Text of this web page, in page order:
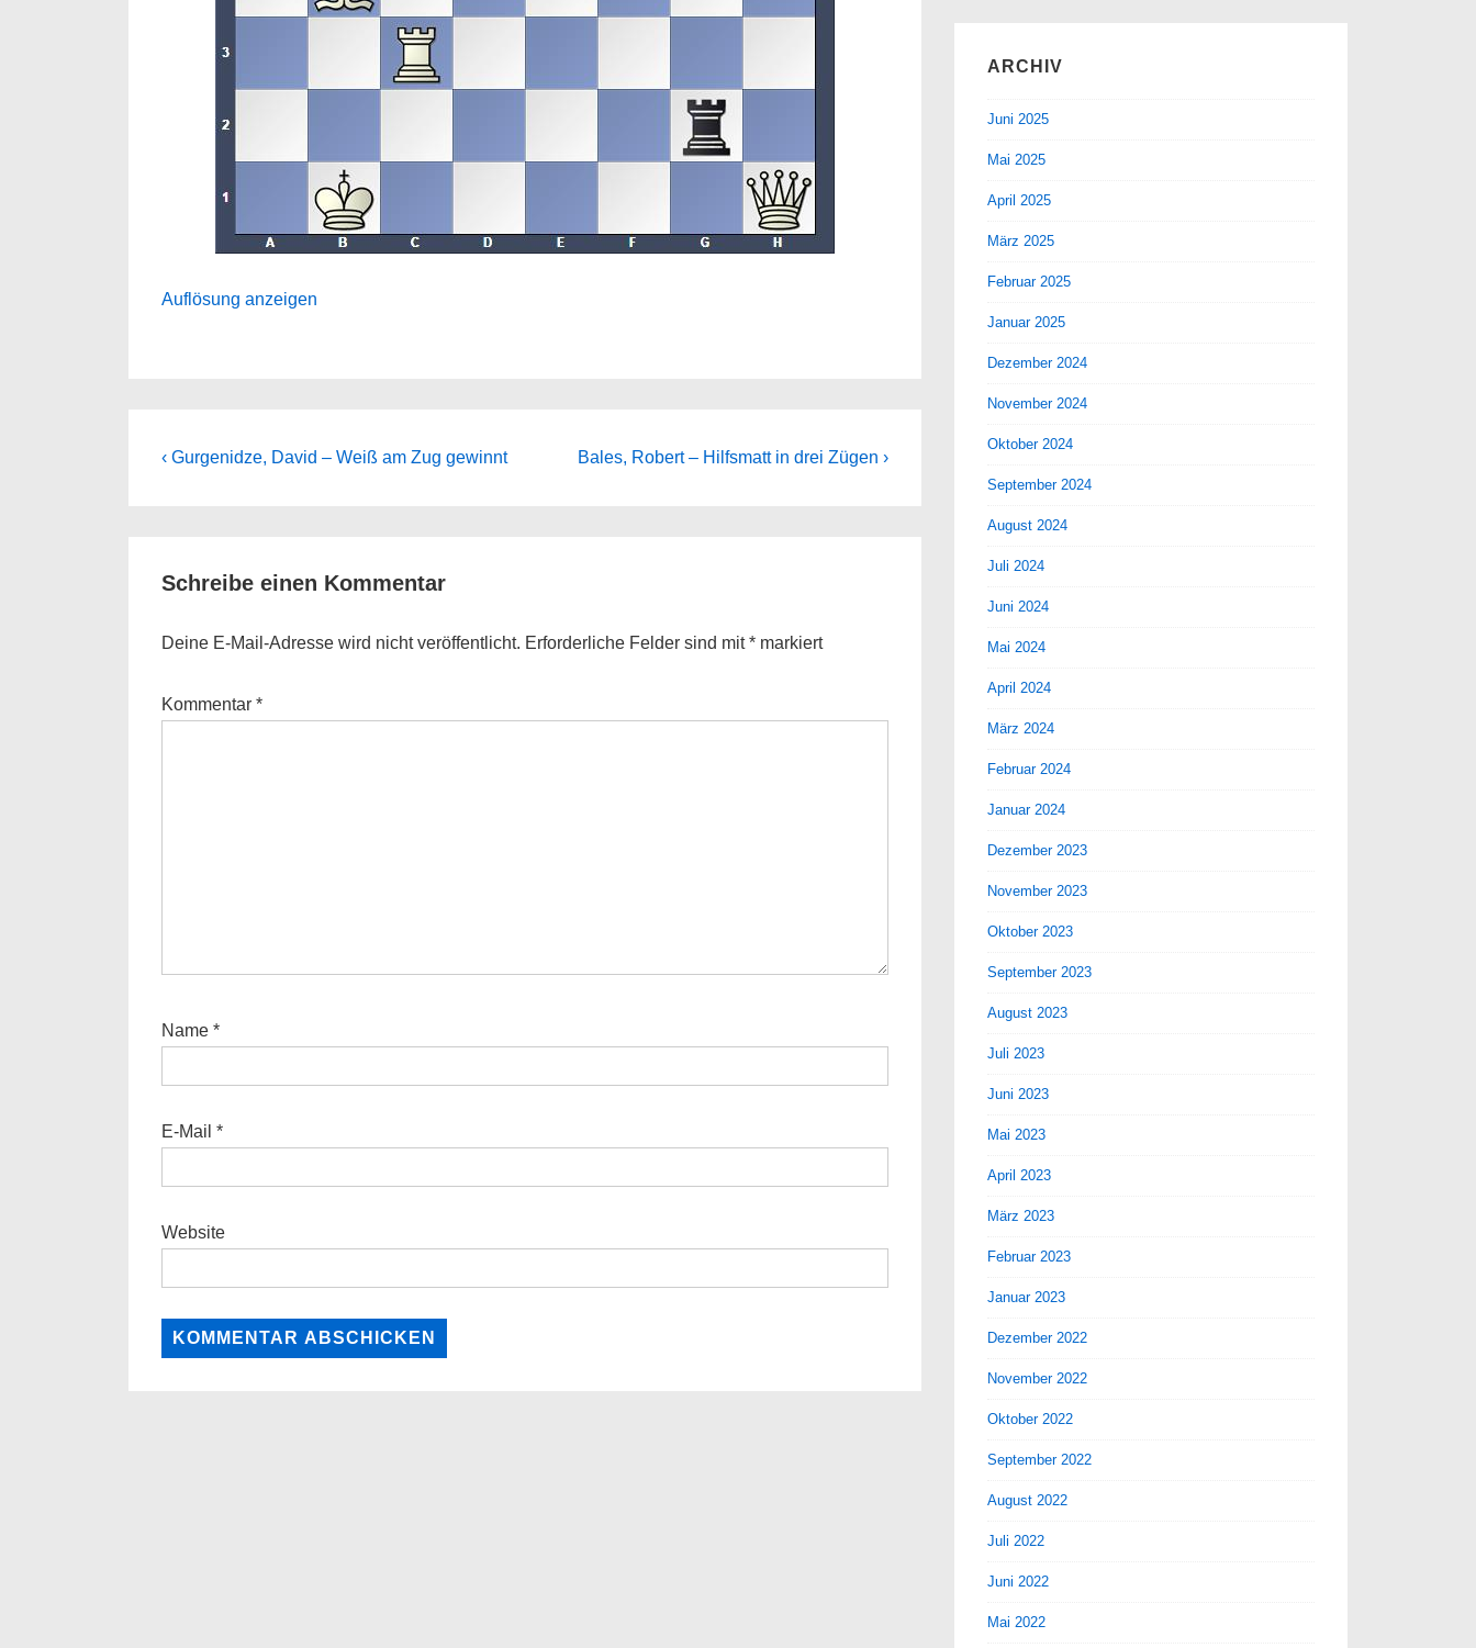
Auflösung anzeigen
Beitragsnavigation
Previous
‹ Gurgenidze, David – Weiß am Zug gewinnt
Next
Bales, Robert – Hilfsmatt in drei Zügen ›
Schreibe einen Kommentar
Deine E-Mail-Adresse wird nicht veröffentlicht. Erforderliche Felder sind mit* markiert
Kommentar *
Name *
E-Mail *
Website
ARCHIV
Juni 2025
Mai 2025
April 2025
März 2025
Februar 2025
Januar 2025
Dezember 2024
November 2024
Oktober 2024
September 2024
August 2024
Juli 2024
Juni 2024
Mai 2024
April 2024
März 2024
Februar 2024
Januar 2024
Dezember 2023
November 2023
Oktober 2023
September 2023
August 2023
Juli 2023
Juni 2023
Mai 2023
April 2023
März 2023
Februar 2023
Januar 2023
Dezember 2022
November 2022
Oktober 2022
September 2022
August 2022
Juli 2022
Juni 2022
Mai 2022